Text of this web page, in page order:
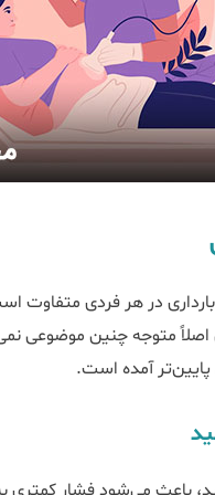
در هر فردی متفاوت
متوجه چنین موضوعی
آمده است.